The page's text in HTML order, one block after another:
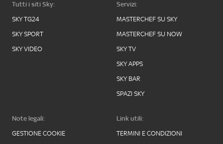
Tutti i siti Sky:
SKY TG24
SKY SPORT
SKY VIDEO
Servizi:
MASTERCHEF SU SKY
MASTERCHEF SU NOW
SKY TV
SKY APPS
SKY BAR
SPAZI SKY
Note legali:
GESTIONE COOKIE
Link utili:
TERMINI E CONDIZIONI